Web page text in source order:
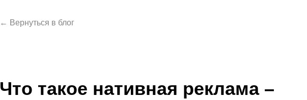
← Вернуться в блог
Что такое нативная реклама –